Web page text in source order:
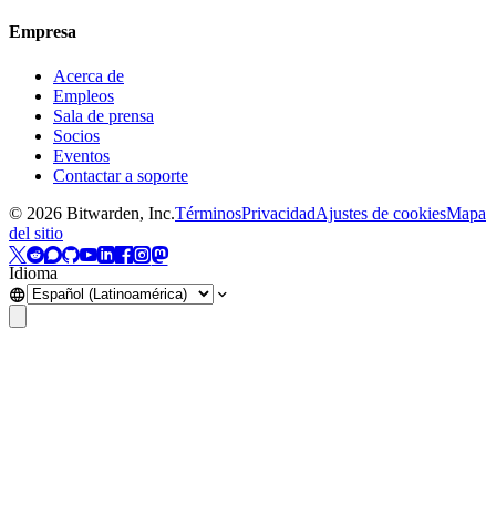
Empresa
Acerca de
Empleos
Sala de prensa
Socios
Eventos
Contactar a soporte
© 2026 Bitwarden, Inc.TérminosPrivacidadAjustes de cookiesMapa
del sitio
Idioma